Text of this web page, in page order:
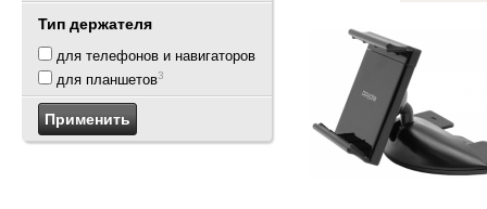
Тип держателя
для телефонов и навигаторов
для планшетов3